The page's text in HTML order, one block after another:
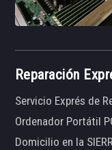
Reparación
Servicio Exprés de
Ordenador Portátil
Domicilio en la